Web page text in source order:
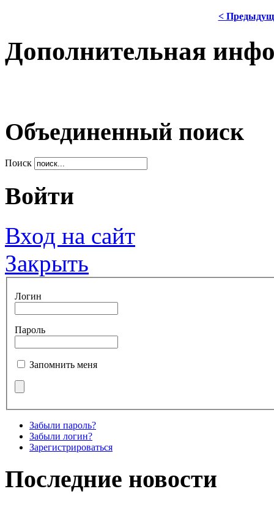
<
Дополнительная
Объединенный поиск
Поиск
Войти
Вход на сайт
Закрыть
Логин
Пароль
Запомнить меня
Забыли пароль?
Забыли логин?
Зарегистрироваться
Последние новости